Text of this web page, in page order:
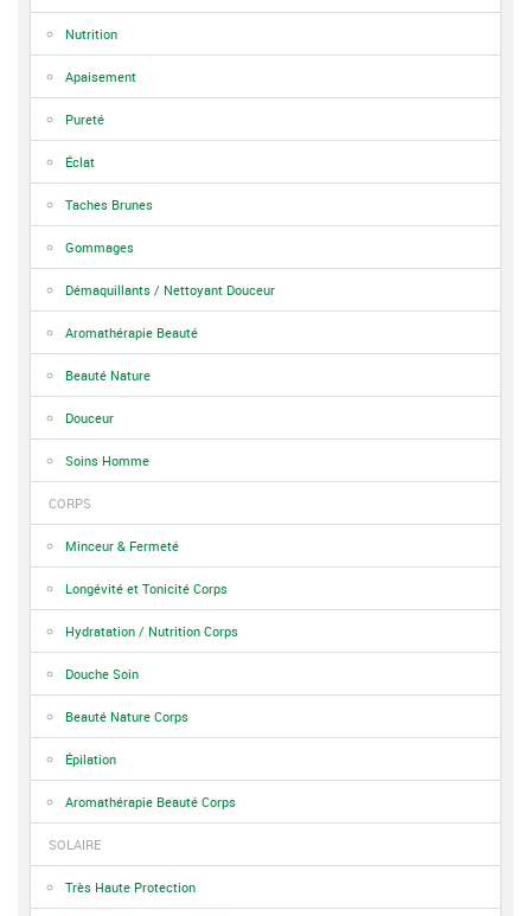
Nutrition
Apaisement
Pureté
Éclat
Taches Brunes
Gommages
Démaquillants / Nettoyant Douceur
Aromathérapie Beauté
Beauté Nature
Douceur
Soins Homme
CORPS
Minceur & Fermeté
Longévité et Tonicité Corps
Hydratation / Nutrition Corps
Douche Soin
Beauté Nature Corps
Épilation
Aromathérapie Beauté Corps
SOLAIRE
Très Haute Protection